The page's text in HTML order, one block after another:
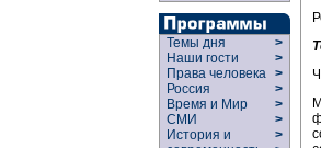
Темы дня
>
Наши гости
>
Права человека >
Россия
>
Время и Мир
>
СМИ
>
История и
>